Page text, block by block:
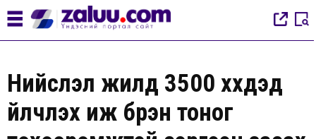
Нийслэл жилд 3500 хүүхдэд
үйлчлэх иж бүрэн тоног